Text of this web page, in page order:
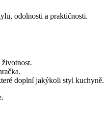
odolnosti a praktičnosti.
doplní jakýkoli styl kuchyně.